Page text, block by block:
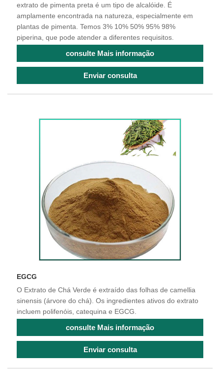
extrato de pimenta preta é um tipo de alcalóide. É
amplamente encontrada na natureza, especialmente em
plantas de pimenta. Temos 3% 10% 50% 95% 98%
piperina, que pode atender a diferentes requisitos.
consulte Mais informação
Enviar consulta
EGCG
O Extrato de Chá Verde é extraído das folhas de camellia
sinensis (árvore do chá). Os ingredientes ativos do extrato
incluem polifenóis, catequina e EGCG.
consulte Mais informação
Enviar consulta